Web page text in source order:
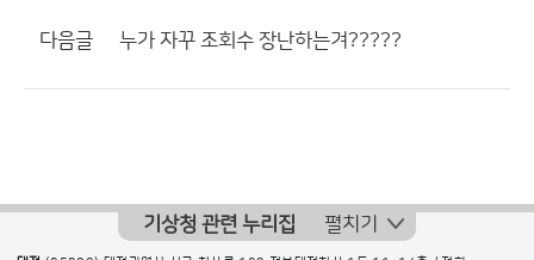
다음글 누가 자꾸 조회수 장난하는겨?????
기상청 관련 누리집 펼치기